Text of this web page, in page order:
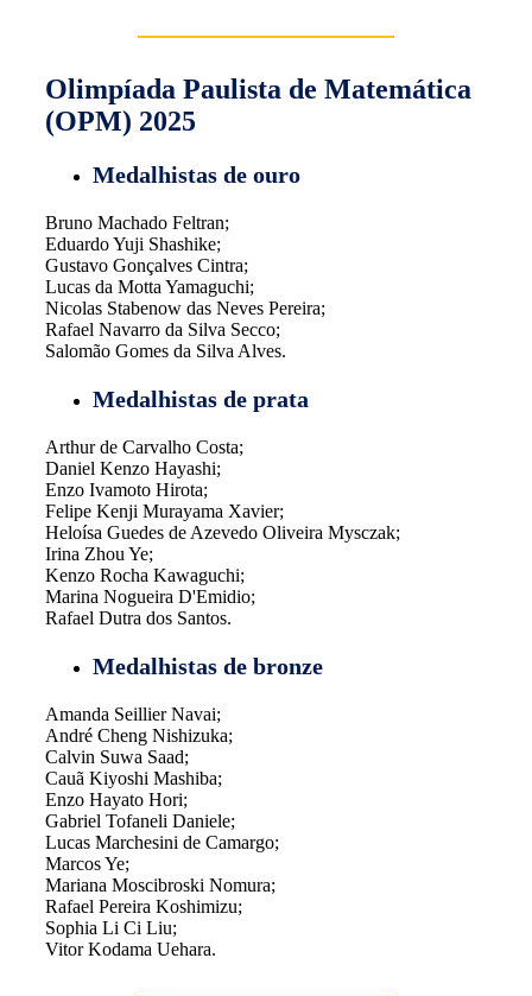
Olimpíada Paulista de Matemática
(OPM) 2025
Medalhistas de ouro
Bruno Machado Feltran;
Eduardo Yuji Shashike;
Gustavo Gonçalves Cintra;
Lucas da Motta Yamaguchi;
Nicolas Stabenow das Neves Pereira;
Rafael Navarro da Silva Secco;
Salomão Gomes da Silva Alves.
Medalhistas de prata
Arthur de Carvalho Costa;
Daniel Kenzo Hayashi;
Enzo Ivamoto Hirota;
Felipe Kenji Murayama Xavier;
Heloísa Guedes de Azevedo Oliveira Mysczak;
Irina Zhou Ye;
Kenzo Rocha Kawaguchi;
Marina Nogueira D'Emidio;
Rafael Dutra dos Santos.
Medalhistas de bronze
Amanda Seillier Navai;
André Cheng Nishizuka;
Calvin Suwa Saad;
Cauã Kiyoshi Mashiba;
Enzo Hayato Hori;
Gabriel Tofaneli Daniele;
Lucas Marchesini de Camargo;
Marcos Ye;
Mariana Moscibroski Nomura;
Rafael Pereira Koshimizu;
Sophia Li Ci Liu;
Vitor Kodama Uehara.